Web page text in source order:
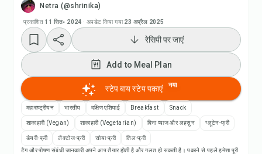
Netra (@shrinika)
प्रकाशित 11 सित॰ 2024 ·अपडेट किया गया 23 अप्रैल 2025
Add to Meal Plan
Add to Shopping List
रेसिपी नोट्स
सेव करें
रेसिपी पर जाएं
Add to Meal Plan
स्टेप बाय स्टेप पकाएं नया
महाराष्ट्रीयन भारतीय दक्षिण एशियाई Breakfast Snack
शाकाहारी (Vegan) शाकाहारी (Vegetarian) बिना प्याज और लहसुन ग्लूटेन-फ्री
डेयरी-फ्री लैक्टोज-फ्री सोया-फ्री
तिल-फ्री
टैग और पोषण संबंधी जानकारी अपने आप तैयार होती है और गलत हो सकती है। पकाने से पहले हमेशा पूरी